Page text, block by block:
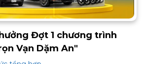
Đợt 1 chương trình
Vạn Dặm An"